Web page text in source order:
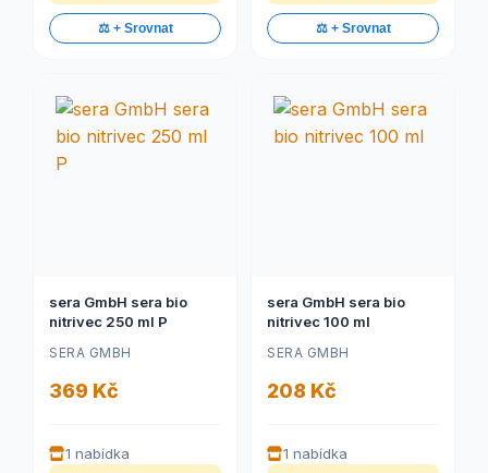
⚖️ + Srovnat ⚖️ + Srovnat
sera GmbH sera bio
nitrivec 250 ml P
SERA GMBH
369 Kč
1 nabídka
sera GmbH sera bio
nitrivec 100 ml
SERA GMBH
208 Kč
1 nabídka